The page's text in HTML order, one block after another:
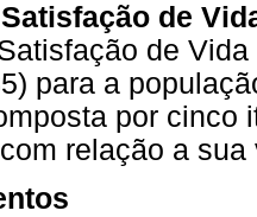
de
de
para a
por cinco
relação a sua